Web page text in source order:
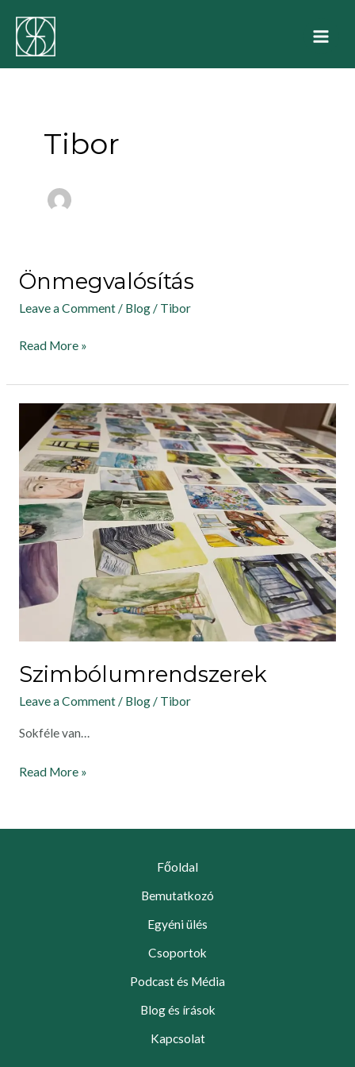
content
Tibor
Önmegvalósítás
Leave a Comment / Blog/ Tibor
Önmegvalósítás
Read More »
Szimbólumrendszerek
Leave a Comment / Blog/ Tibor
Sokféle van…
Szimbólumrendszerek
Read More »
Főoldal
Bemutatkozó
Egyéni ülés
Csoportok
Podcast és Média
Blog és írások
Kapcsolat